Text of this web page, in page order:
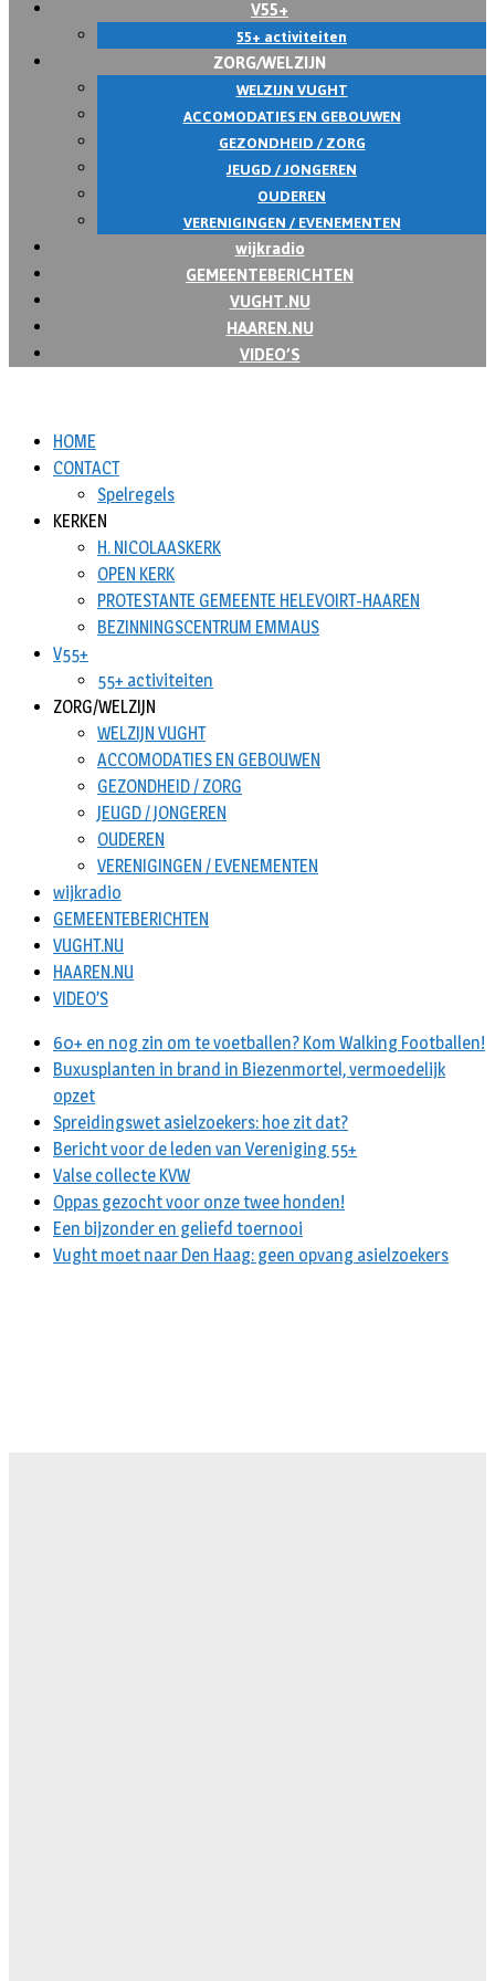
V55+
55+ activiteiten
ZORG/WELZIJN
WELZIJN VUGHT
ACCOMODATIES EN GEBOUWEN
GEZONDHEID / ZORG
JEUGD / JONGEREN
OUDEREN
VERENIGINGEN / EVENEMENTEN
wijkradio
GEMEENTEBERICHTEN
VUGHT.NU
HAAREN.NU
VIDEO’S
HOME
CONTACT
Spelregels
KERKEN
H. NICOLAASKERK
OPEN KERK
PROTESTANTE GEMEENTE HELEVOIRT-HAAREN
BEZINNINGSCENTRUM EMMAUS
V55+
55+ activiteiten
ZORG/WELZIJN
WELZIJN VUGHT
ACCOMODATIES EN GEBOUWEN
GEZONDHEID / ZORG
JEUGD / JONGEREN
OUDEREN
VERENIGINGEN / EVENEMENTEN
wijkradio
GEMEENTEBERICHTEN
VUGHT.NU
HAAREN.NU
VIDEO’S
60+ en nog zin om te voetballen? Kom Walking Footballen!
Buxusplanten in brand in Biezenmortel, vermoedelijk
opzet
Spreidingswet asielzoekers: hoe zit dat?
Bericht voor de leden van Vereniging 55+
Valse collecte KVW
Oppas gezocht voor onze twee honden!
Een bijzonder en geliefd toernooi
Vught moet naar Den Haag: geen opvang asielzoekers